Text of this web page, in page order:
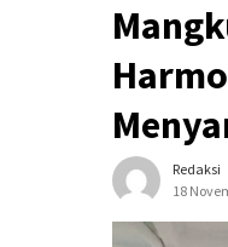
Redaksi
18